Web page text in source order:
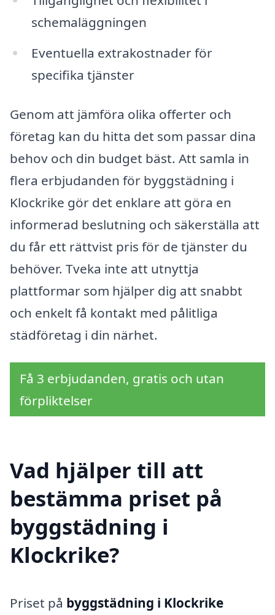
schemaläggningen
Eventuella extrakostnader för
specifika tjänster
Genom att jämföra olika offerter och
företag kan du hitta det som passar dina
behov och din budget bäst. Att samla in
flera erbjudanden för byggstädning i
Klockrike gör det enklare att göra en
informerad beslutning och säkerställa att
du får ett rättvist pris för de tjänster du
behöver. Tveka inte att utnyttja
plattformar som hjälper dig att snabbt
och enkelt få kontakt med pålitliga
städföretag i din närhet.
Få 3 erbjudanden, gratis och utan
förpliktelser
Vad hjälper till att
bestämma priset på
byggstädning i
Klockrike?
Priset på byggstädning i Klockrike